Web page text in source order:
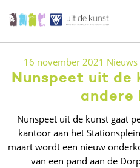
16 november 2021
Nunspeet uit de
andere
Nunspeet uit de kunst gaat
kantoor aan het
maart wordt een nieuw
van een pand aan de